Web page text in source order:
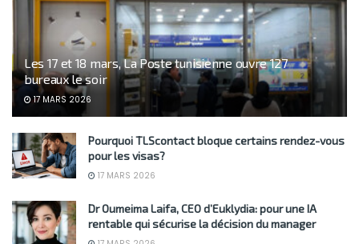
Les 17 et 18 mars, La Poste tunisienne ouvre 127
bureaux le soir
17 MARS 2026
Pourquoi TLScontact bloque certains rendez-vous
pour les visas?
17 MARS 2026
Dr Oumeima Laifa, CEO d’Euklydia: pour une IA
rentable qui sécurise la décision du manager